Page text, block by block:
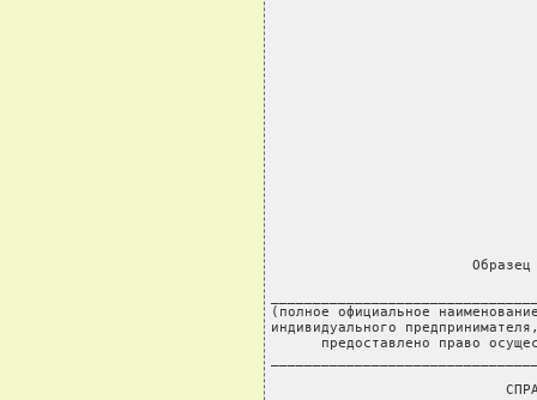
(полное официальное
индивидуального
предоставлено право